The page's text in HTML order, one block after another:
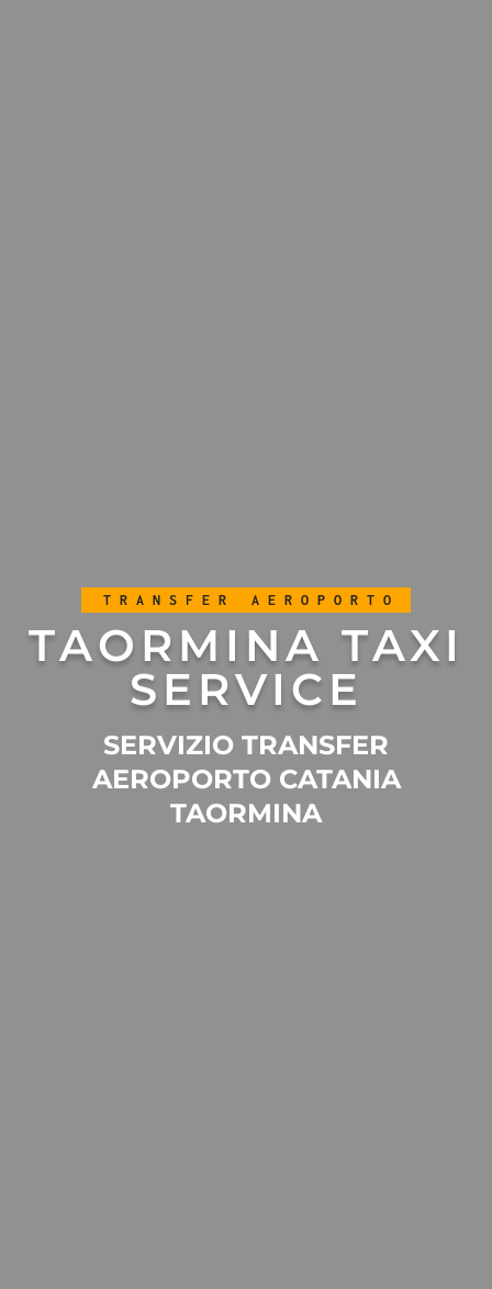
TRANSFER AEROPORTO
TAORMINA TAXI
SERVICE
SERVIZIO TRANSFER
AEROPORTO CATANIA
TAORMINA